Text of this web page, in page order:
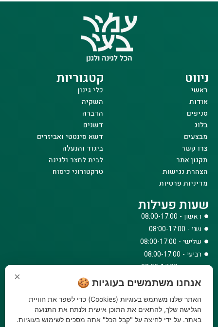
ניווט
ראשי
אודות
סניפים
בלוג
מבצעים
צרו קשר
תקנון אתר
הצהרת נגישות
מדיניות פרטיות
קטגוריות
כלי גינון
השקיה
הדברה
דשנים
דשא סינטטי ואביזרים
ביגוד והנעלה
לבית לחצר ולגינה
טרקטורוני כיסוח
שעות פעילות
ראשון - 08:00-17:00
שני - 08:00-17:00
שלישי - 08:00-17:00
רביעי - 08:00-17:00
חמישי - 08:00-17:00
שישי - 08:00-12:30
צרו קשר
073-779-6243
וואטסאפ
× אנחנו משתמשים בעוגיות 🍪
האתר שלנו משתמש בעוגיות (Cookies) כדי לשפר את חוויית
הגלישה שלך, להתאים את התוכן אישית ולנתח את התנועה
באתר. על ידי לחיצה על "קבל הכל" אתה מסכים לשימוש בעוגיות.